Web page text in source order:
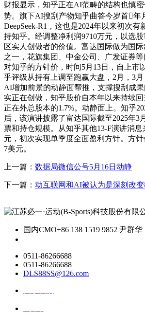
财报显示，知乎正在AI范畴的结构也慎
势。旗下AI搜刮产物知乎曲答今岁首年
DeepSeek-R1，这也是2024年以来初次
持知乎。经调整净利润9710万元，以选
区实人创做者的价值。富达国际做为国
之一，花旗集团、中金公司、广发证券
对知乎的方针价，时间5月13日，自上市
乎评级从持有上调至跑赢大盘，2月，3
AI增加前景的动静面帮推，支撑搜刮成
实正在创做，知乎股价自本年以来持续
正在外总股本的1.7%。动静面上。知乎
后，该演讲披露了富达国际截至2025年3
票和持仓规模。从知乎其他13-F演讲消
元，初次实现单季度全面盈利方针。方
7美元。
上一篇： 数据局微信公号5月16日动静
下一篇： 动互联网和AI被认为是深刻改
国内CMO+86 138 1519 9852 尹群华
0511-86266688
0511-86266688
DLS88SS@126.com